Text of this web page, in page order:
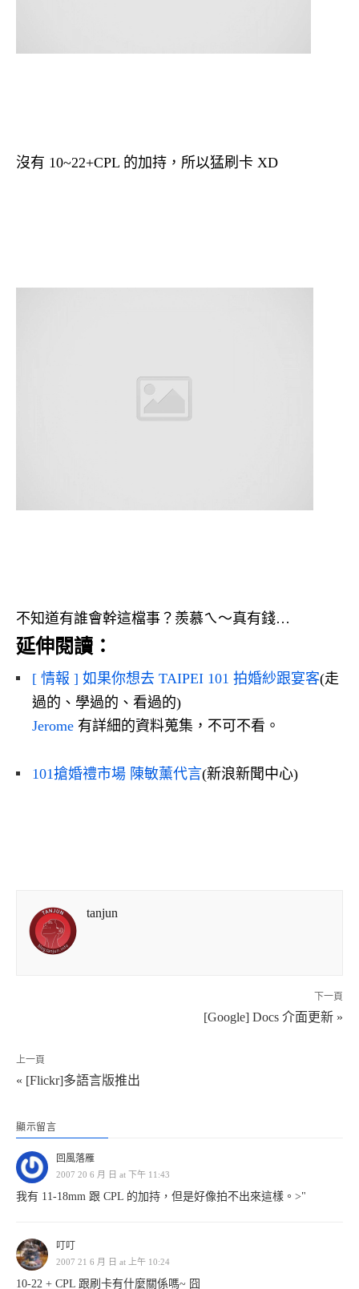
沒有 10~22+CPL 的加持，所以猛刷卡 XD
不知道有誰會幹這檔事？羨慕ㄟ～真有錢…
延伸閱讀：
[ 情報 ] 如果你想去 TAIPEI 101 拍婚紗跟宴客(走
過的、學過的、看過的)
Jerome 有詳細的資料蒐集，不可不看。
101搶婚禮市場 陳敏薰代言(新浪新聞中心)
tanjun
下一頁
[Google] Docs 介面更新 »
上一頁
« [Flickr]多語言版推出
顯示留言
回風落雁
2007 20 6 月 日 at 下午 11:43
我有 11-18mm 跟 CPL 的加持，但是好像拍不出來這樣。>"
叮叮
2007 21 6 月 日 at 上午 10:24
10-22 + CPL 跟刷卡有什麼關係嗎~ 囧